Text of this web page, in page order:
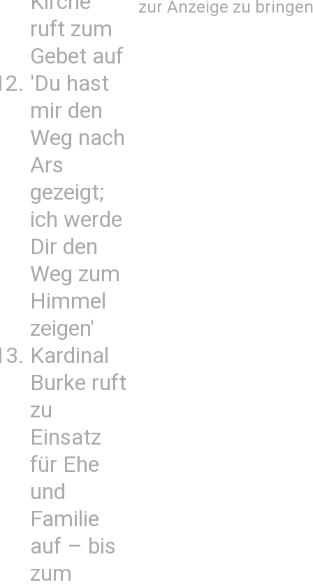
ruft zum
Gebet auf
'Du hast
mir den
Weg nach
Ars
gezeigt;
ich werde
Dir den
Weg zum
Himmel
zeigen'
Kardinal
Burke ruft
zu
Einsatz
für Ehe
und
Familie
auf – bis
zum
zur Anzeige zu